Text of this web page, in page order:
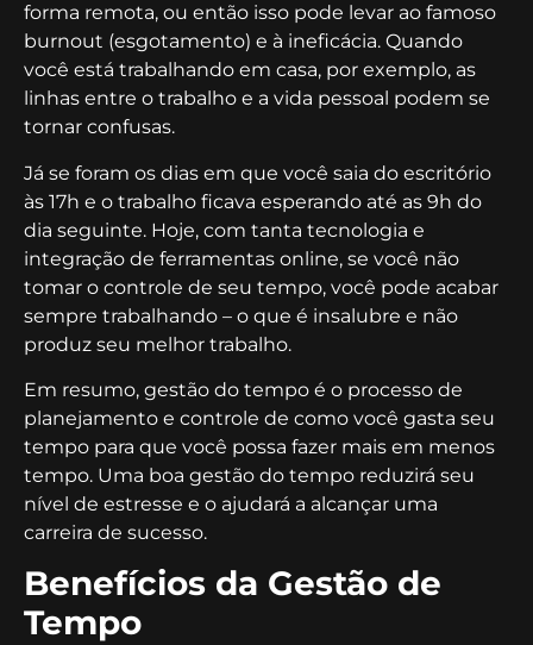
forma remota, ou então isso pode levar ao famoso
burnout (esgotamento) e à ineficácia. Quando
você está trabalhando em casa, por exemplo, as
linhas entre o trabalho e a vida pessoal podem se
tornar confusas.
Já se foram os dias em que você saia do escritório
às 17h e o trabalho ficava esperando até as 9h do
dia seguinte. Hoje, com tanta tecnologia e
integração de ferramentas online, se você não
tomar o controle de seu tempo, você pode acabar
sempre trabalhando – o que é insalubre e não
produz seu melhor trabalho.
Em resumo, gestão do tempo é o processo de
planejamento e controle de como você gasta seu
tempo para que você possa fazer mais em menos
tempo. Uma boa gestão do tempo reduzirá seu
nível de estresse e o ajudará a alcançar uma
carreira de sucesso.
Benefícios da Gestão de
Tempo